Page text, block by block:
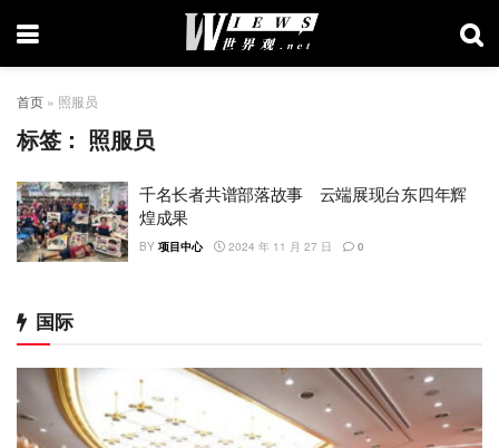
首页 » 照服员
标签： 照服员
千名长者共谱部落故事 云端展现台东四年辉
煌成果
BY 项目中心 2024 年 11 月 27 日 0
国际